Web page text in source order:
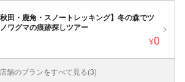
秋田・鹿角・スノートレッキング】冬の森でツ
ワグマの痕跡探しツアー
¥0
店舗のプランをすべて見る(3)